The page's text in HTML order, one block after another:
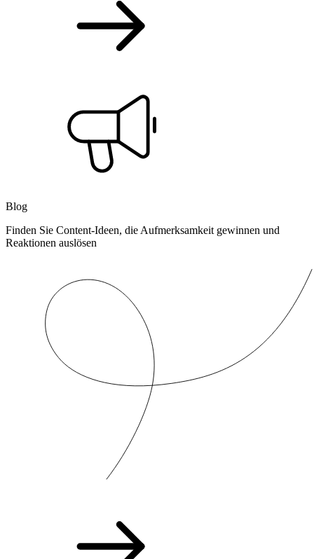
Blog
Finden Sie Content-Ideen, die Aufmerksamkeit gewinnen und
Reaktionen auslösen